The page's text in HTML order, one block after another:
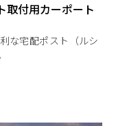
取付用カーポート
な宅配ポスト（ルシ